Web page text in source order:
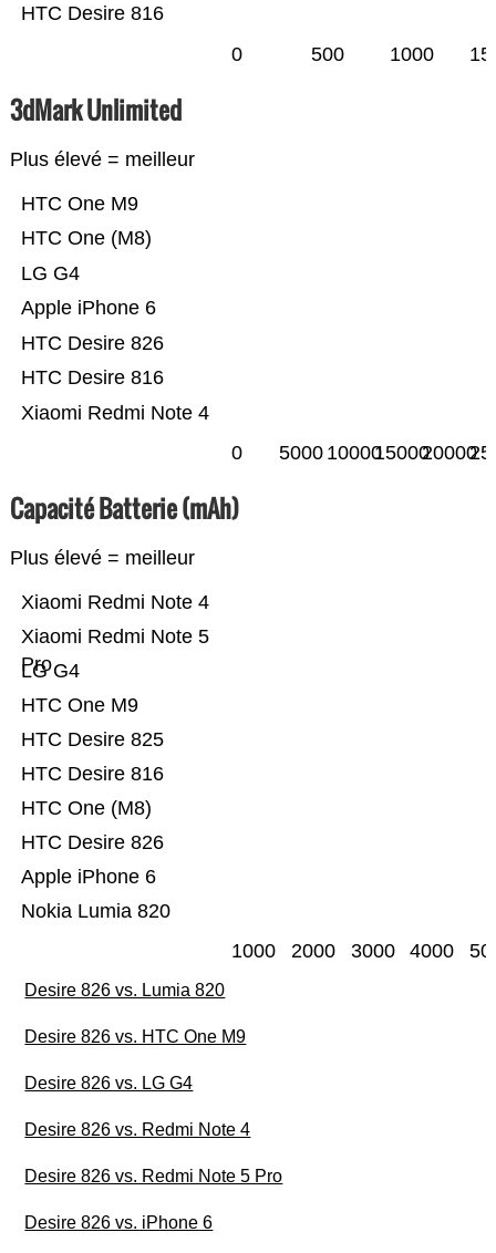
HTC Desire 816
0 500 1000
3dMark Unlimited
Plus élevé = meilleur
Xiaomi Redmi Note 4
HTC Desire 816
HTC Desire 826
Apple iPhone 6
LG G4
HTC One (M8)
HTC One M9
0 5000 100001500020000
Capacité Batterie (mAh)
Plus élevé = meilleur
Nokia Lumia 820
Apple iPhone 6
HTC Desire 826
HTC One (M8)
HTC Desire 816
HTC Desire 825
HTC One M9
LG G4
Xiaomi Redmi Note 5
Pro
Xiaomi Redmi Note 4
1000 2000 3000 4000
Desire 826 vs. Lumia 820
Desire 826 vs. HTC One M9
Desire 826 vs. LG G4
Desire 826 vs. Redmi Note 4
Desire 826 vs. Redmi Note 5 Pro
Desire 826 vs. iPhone 6